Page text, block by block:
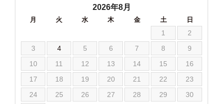
2026年8月
月 火 水 木 金 土 日
1
2
3
4 5 6 7 8
9
10
11 12 13 14 15
16
17
18 19 20 21 22
23
24
25 26 27 28 29
30